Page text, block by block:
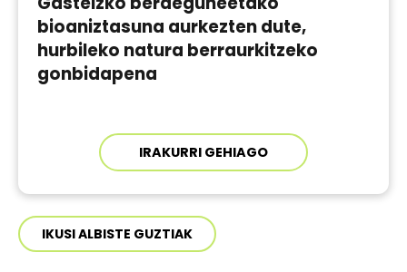
bioaniztasuna aurkezten dute,
hurbileko natura berraurkitzeko
gonbidapena
IRAKURRI GEHIAGO
IKUSI ALBISTE GUZTIAK